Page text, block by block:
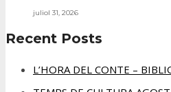
juliol 31, 2026
Recent Posts
L’HORA DEL CONTE –